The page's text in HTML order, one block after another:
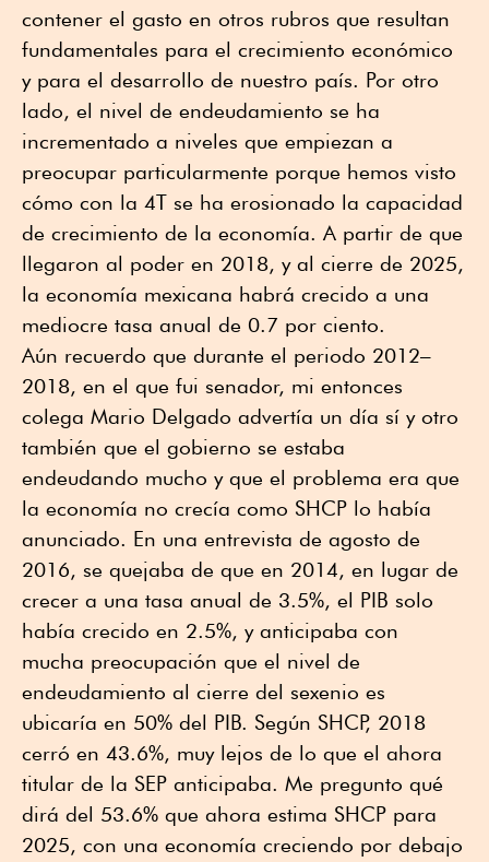
contener el gasto en otros rubros que resultan
fundamentales para el crecimiento económico
y para el desarrollo de nuestro país. Por otro
lado, el nivel de endeudamiento se ha
incrementado a niveles que empiezan a
preocupar particularmente porque hemos visto
cómo con la 4T se ha erosionado la capacidad
de crecimiento de la economía. A partir de que
llegaron al poder en 2018, y al cierre de 2025,
la economía mexicana habrá crecido a una
mediocre tasa anual de 0.7 por ciento.
Aún recuerdo que durante el periodo 2012–
2018, en el que fui senador, mi entonces
colega Mario Delgado advertía un día sí y otro
también que el gobierno se estaba
endeudando mucho y que el problema era que
la economía no crecía como SHCP lo había
anunciado. En una entrevista de agosto de
2016, se quejaba de que en 2014, en lugar de
crecer a una tasa anual de 3.5%, el PIB solo
había crecido en 2.5%, y anticipaba con
mucha preocupación que el nivel de
endeudamiento al cierre del sexenio es
ubicaría en 50% del PIB. Según SHCP, 2018
cerró en 43.6%, muy lejos de lo que el ahora
titular de la SEP anticipaba. Me pregunto qué
dirá del 53.6% que ahora estima SHCP para
2025, con una economía creciendo por debajo